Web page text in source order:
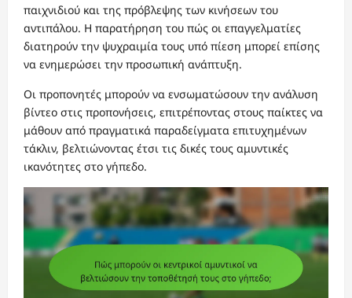
παιχνιδιού και της πρόβλεψης των κινήσεων του
αντιπάλου. Η παρατήρηση του πώς οι επαγγελματίες
διατηρούν την ψυχραιμία τους υπό πίεση μπορεί επίσης
να ενημερώσει την προσωπική ανάπτυξη.
Οι προπονητές μπορούν να ενσωματώσουν την ανάλυση
βίντεο στις προπονήσεις, επιτρέποντας στους παίκτες να
μάθουν από πραγματικά παραδείγματα επιτυχημένων
τάκλιν, βελτιώνοντας έτσι τις δικές τους αμυντικές
ικανότητες στο γήπεδο.